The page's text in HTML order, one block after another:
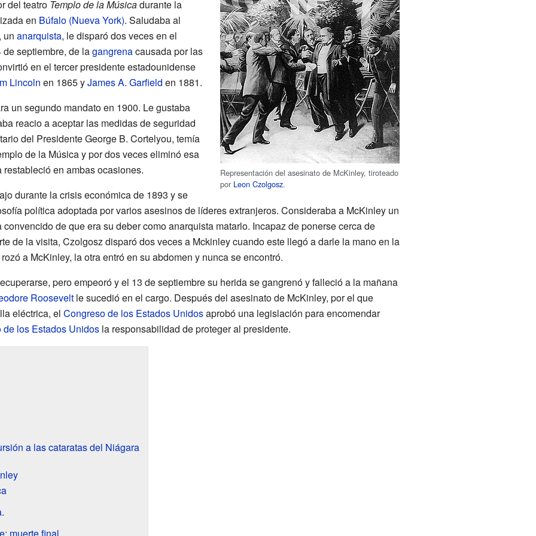
Representación del asesinato de McKinley, tiroteado
por Leon Czolgosz.
del teatro Templo de la Músicadurante la
en Búfalo (Nueva York). Saludaba al
un anarquista, le disparó dos veces en el
septiembre, de lagangrenacausada por las
en el tercer presidente estadounidense
Lincoln en 1865 yJames A. Garfield en 1881.
un segundo mandato en 1900. Le gustaba
reacio a aceptar las medidas de seguridad
del Presidente George B. Cortelyou, temía
de la Música y por dos veces eliminó esa
en ambas ocasiones.
durante la crisis económica de 1893 y se
política adoptada por varios asesinos de líderes extranjeros. Consideraba a McKinley un
de que era su deber como anarquista matarlo. Incapaz de ponerse cerca de
de la visita, Czolgosz disparó dos veces a Mckinley cuando este llegó a darle la mano en la
a McKinley, la otra entró en su abdomen y nunca se encontró.
pero empeoró y el 13 de septiembre su herida se gangrenó y falleció a la mañana
Rooseveltle sucedió en el cargo. Después del asesinato de McKinley, por el que
eléctrica, el Congreso de los Estados Unidosaprobó una legislación para encomendar
los Estados Unidosla responsabilidad de proteger al presidente.
a las cataratas del Niágara